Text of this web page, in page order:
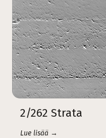
2/262 Strata
Lue lisää →